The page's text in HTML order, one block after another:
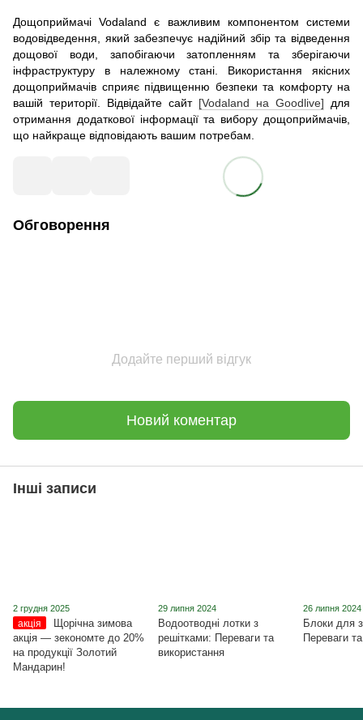
Дощоприймачі Vodaland є важливим компонентом системи
водовідведення, який забезпечує надійний збір та відведення
дощової води, запобігаючи затопленням та зберігаючи
інфраструктуру в належному стані. Використання якісних
дощоприймачів сприяє підвищенню безпеки та комфорту на
вашій території. Відвідайте сайт [Vodaland на Goodlive] для
отримання додаткової інформації та вибору дощоприймачів,
що найкраще відповідають вашим потребам.
Обговорення
Додайте перший відгук
Новий коментар
Інші записи
2 грудня 2025
акція
Щорічна зимова
акція ― зекономте до 20%
на продукції Золотий
Мандарин!
29 липня 2024
Водоотводні лотки з
решітками: Переваги та
використання
26 липня 2024
Блоки для
Переваги